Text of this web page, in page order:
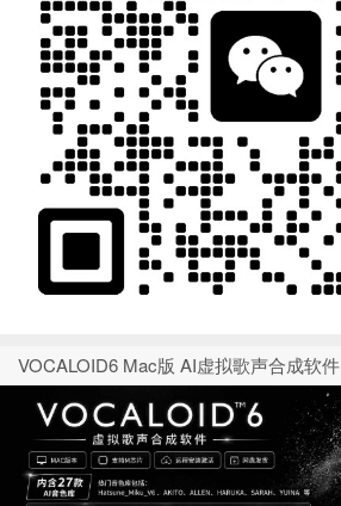
VOCALOID6 Mac版 AI虚拟歌声合成软件